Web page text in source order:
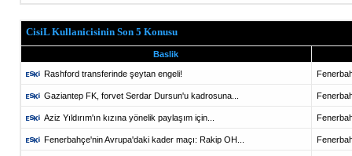
CisiL Kullanicisinin Son 5 Konusu
Baslik
Rashford transferinde şeytan engeli!
Gaziantep FK, forvet Serdar Dursun'u kadrosuna...
Aziz Yıldırım'ın kızına yönelik paylaşım için...
Fenerbahçe'nin Avrupa'daki kader maçı: Rakip OH...